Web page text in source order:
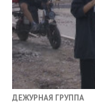
ДЕЖУРНАЯ ГРУППА